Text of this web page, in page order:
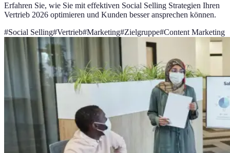
Erfahren Sie, wie Sie mit effektiven Social Selling Strategien Ihren
Vertrieb 2026 optimieren und Kunden besser ansprechen können.
#Social Selling#Vertrieb#Marketing#Zielgruppe#Content Marketing